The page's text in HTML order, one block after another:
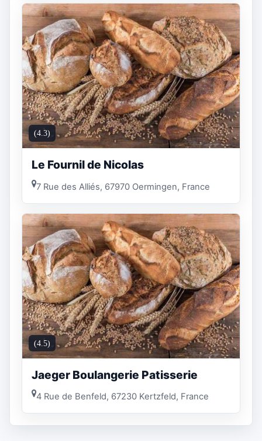
(4.3)
Le Fournil de Nicolas
7 Rue des Alliés, 67970 Oermingen, France
(4.5)
Jaeger Boulangerie Patisserie
4 Rue de Benfeld, 67230 Kertzfeld, France